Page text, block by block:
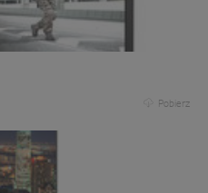
Pobierz